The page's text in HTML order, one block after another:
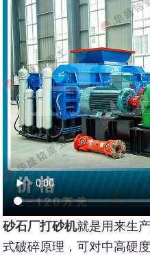
砂石厂打砂机就是用来生
式破碎原理，可对中高硬